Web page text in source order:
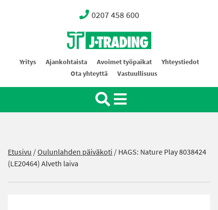
0207 458 600
Oy J-Trading Ab
Yritys Ajankohtaista Avoimet työpaikat
Yhteystiedot
Ota yhteyttä
Vastuullisuus
Etusivu /Oulunlahden päiväkoti /HAGS: Nature Play 8038424
(LE20464) Alveth laiva